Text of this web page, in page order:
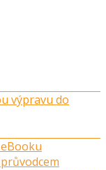
výpravu do